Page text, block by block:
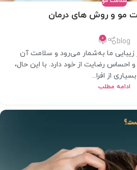
مو و روش های درمان
blog
0
زیبایی ما به‌شمار می‌رود و سلامت آن
احساس رضایت از خود دارد. با این حال،
بسیاری از افرا...
ادامه مطلب